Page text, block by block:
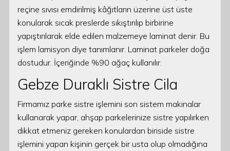
reçine sıvısı emdirilmiş kâğıtların üzerine üst üste
konularak sıcak preslerde sıkıştırılıp birbirine
yapıştırılarak elde edilen malzemeye laminat denir. Bu
işlem lamisyon diye tanımlanır. Laminat parkeler doğa
dostudur. İçeriğinde %90 ağaç kullanılır.
Gebze Duraklı Sistre Cila
Firmamız parke sistre işlemini son sistem makinalar
kullanarak yapar, ahşap parkelerinize sistre yapılırken
dikkat etmeniz gereken konulardan biriside sistre
işlemini yapan kişinin gerçek bir usta olup olmadığına